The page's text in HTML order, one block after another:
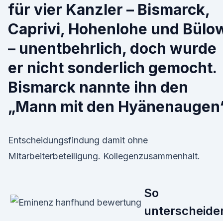
für vier Kanzler – Bismarck,
Caprivi, Hohenlohe und
– unentbehrlich, doch wurde
er nicht sonderlich gemocht.
Bismarck nannte ihn den
„Mann mit den
Entscheidungsfindung damit ohne
Mitarbeiterbeteiligung. Kollegenzusammenhalt.
So